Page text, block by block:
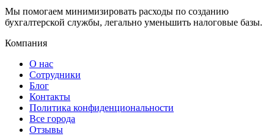
Мы помогаем минимизировать расходы по созданию
бухгалтерской службы, легально уменьшить налоговые базы.
Компания
О нас
Сотрудники
Блог
Контакты
Политика конфиденциональности
Все города
Отзывы